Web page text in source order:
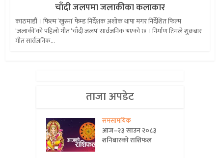
चाँदी जलपमा जलाकीका कलाकार
काठमाडौं । फिल्म ‘खुस्मा’ फेम्ड निर्देशक अशोक थापा मगर निर्देशित फिल्म
‘जलाकी’को पहिलो गीत ‘चाँदी जलप’ सार्वजनिक भएको छ । निर्माण टिमले शुक्रबार
गीत सार्वजनिक...
ताजा अपडेट
समसामयिक
आज–२३ साउन २०८३
शनिबारको राशिफल